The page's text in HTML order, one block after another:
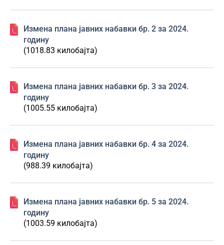
Изменa плана јавних набавки бр. 2 за 2024.
годину
(1018.83 килобајта)
Изменa плана јавних набавки бр. 3 за 2024.
годину
(1005.55 килобајта)
Изменa плана јавних набавки бр. 4 за 2024.
годину
(988.39 килобајта)
Изменa плана јавних набавки бр. 5 за 2024.
годину
(1003.59 килобајта)